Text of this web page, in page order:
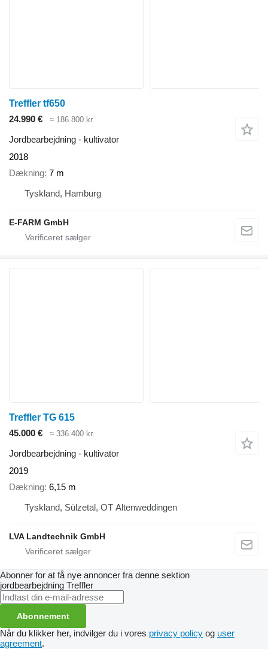
Treffler tf650
24.990 €
≈ 186.800 kr.
Jordbearbejdning - kultivator
2018
Dækning 7 m
Tyskland, Hamburg
E-FARM GmbH
Treffler TG 615
45.000 €
≈ 336.400 kr.
Jordbearbejdning - kultivator
2019
Dækning 6,15 m
Tyskland, Sülzetal, OT Altenweddingen
LVA Landtechnik GmbH
Abonner for at få nye annoncer fra denne sektion
jordbearbejdning Treffler
Abonnement
Når du klikker her, indvilger du i vores privacy policy og user
agreement.